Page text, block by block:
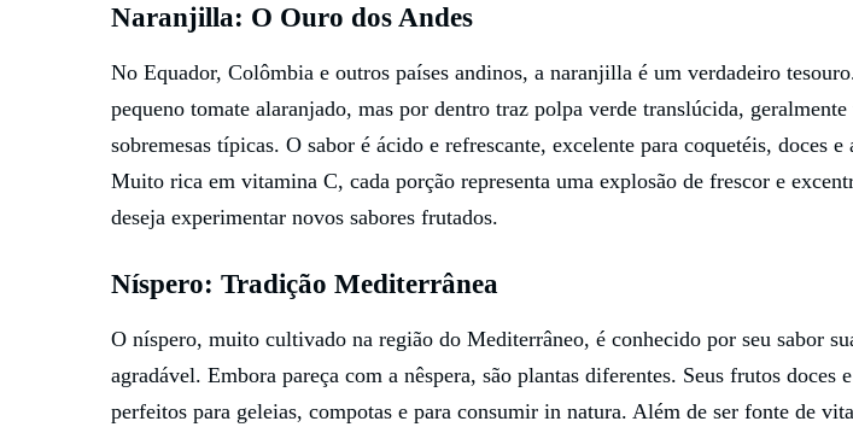
Naranjilla: O Ouro dos Andes
No Equador, Colômbia e outros países andinos, a naranjilla é um verdadeiro
pequeno tomate alaranjado, mas por dentro traz polpa verde translúcida, geralmente
sobremesas típicas. O sabor é ácido e refrescante, excelente para coquetéis, doces e
Muito rica em vitamina C, cada porção representa uma explosão de frescor e
deseja experimentar novos sabores frutados.
Níspero: Tradição Mediterrânea
O níspero, muito cultivado na região do Mediterrâneo, é conhecido por seu sabor
agradável. Embora pareça com a nêspera, são plantas diferentes. Seus frutos doces
perfeitos para geleias, compotas e para consumir in natura. Além de ser fonte de